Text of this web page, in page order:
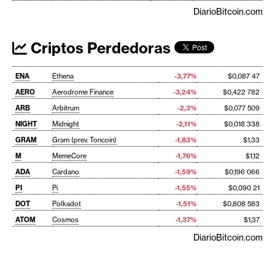
DiarioBitcoin.com
Criptos Perdedoras
ENA Ethena -3,77%
$0,087 47
AERO
Aerodrome Finance -3,24%
$0,422 782
ARB
Arbitrum -2,3%
$0,077 509
NIGHT
Midnight -2,11%
$0,018 338
GRAM
Gram (prev. Toncoin) -1,83%
$1,33
M
MemeCore -1,76%
$1,12
ADA
Cardano -1,59%
$0,196 066
PI
Pi -1,55%
$0,090 21
DOT
Polkadot -1,51%
$0,808 583
ATOM
Cosmos -1,37% $1,37
DiarioBitcoin.com